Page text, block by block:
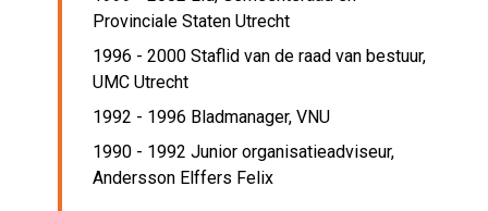
Provinciale Staten Utrecht
1996 - 2000 Staflid van de raad van bestuur,
UMC Utrecht
1992 - 1996 Bladmanager, VNU
1990 - 1992 Junior organisatieadviseur,
Andersson Elffers Felix